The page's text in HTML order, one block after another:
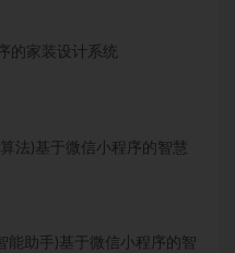
的家装设计系统
法)基于微信小程序的智慧
能助手)基于微信小程序的智